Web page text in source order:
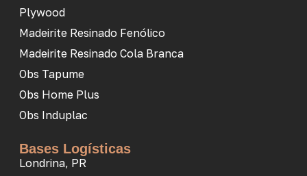
Plywood
Madeirite Resinado Fenólico
Madeirite Resinado Cola Branca
Obs Tapume
Obs Home Plus
Obs Induplac
Bases Logísticas
Londrina, PR